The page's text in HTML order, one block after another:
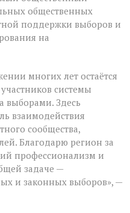
общественных
поддержки выборов и
на
многих лет остаётся
системы
выборами. Здесь
взаимодействия
сообщества,
Благодарю регион за
профессионализм и
задаче —
и законных выборов», —